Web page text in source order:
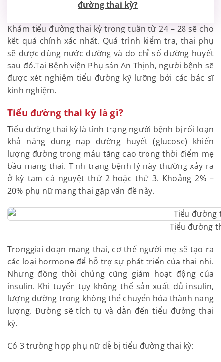
đường thai kỳ?
Khám tiểu đường thai kỳ trong tuần từ 24 – 28 sẽ cho
kết quả chính xác nhất. Quá trình kiểm tra, thai phụ
sẽ được dùng nước đường và đo chỉ số đường huyết
sau đó.Tại Bệnh viện Phụ sản An Thịnh, người bệnh sẽ
được xét nghiệm tiểu đường kỹ lưỡng bởi các bác sĩ
kinh nghiệm.
Tiểu đường thai kỳ là gì?
Tiểu đường thai kỳ là tình trạng người bệnh bị rối loạn
khả năng dung nạp đường huyết (glucose) khiến
lượng đường trong máu tăng cao trong thời điểm mẹ
bầu mang thai. Tình trạng bệnh lý này thường xảy ra
ở kỳ tam cá nguyệt thứ 2 hoặc thứ 3. Khoảng 2% –
20% phụ nữ mang thai gặp vấn đề này.
Tiểu đường
Tronggiai đoạn mang thai, cơ thể người mẹ sẽ tạo ra
các loại hormone để hỗ trợ sự phát triển của thai nhi.
Nhưng đồng thời chúng cũng giảm hoạt động của
insulin. Khi tuyến tụy không thể sản xuất đủ insulin,
lượng đường trong không thể chuyển hóa thành năng
lượng. Đường sẽ tích tụ và dẫn đến tiểu đường thai
kỳ.
Có 3 trường hợp phụ nữ dễ bị tiểu đường thai kỳ: